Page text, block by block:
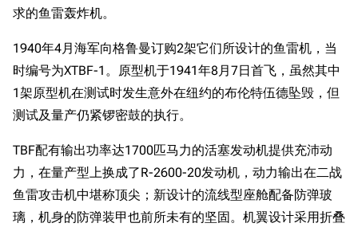
求的鱼雷轰炸机。
1940年4月海军向格鲁曼订购2架它们所设计的鱼雷机，当
时编号为XTBF-1。原型机于1941年8月7日首飞，虽然其中
1架原型机在测试时发生意外在纽约的布伦特伍德坠毁，但
测试及量产仍紧锣密鼓的执行。
TBF配有输出功率达1700匹马力的活塞发动机提供充沛动
力，在量产型上换成了R-2600-20发动机，动力输出在二战
鱼雷攻击机中堪称顶尖；新设计的流线型座舱配备防弹玻
璃，机身的防弹装甲也前所未有的坚固。机翼设计采用折叠